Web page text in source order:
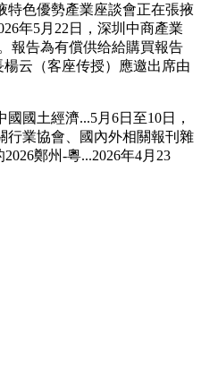
特色優勢產業座談會正在張掖
年5月22日，深圳中商產業
報告為有償供给給購買報告
云（客座传授）應邀出席由
國土經濟...5月6日至10日，
行業協會、國內外相關報刊雜
鄭州-粵...2026年4月23